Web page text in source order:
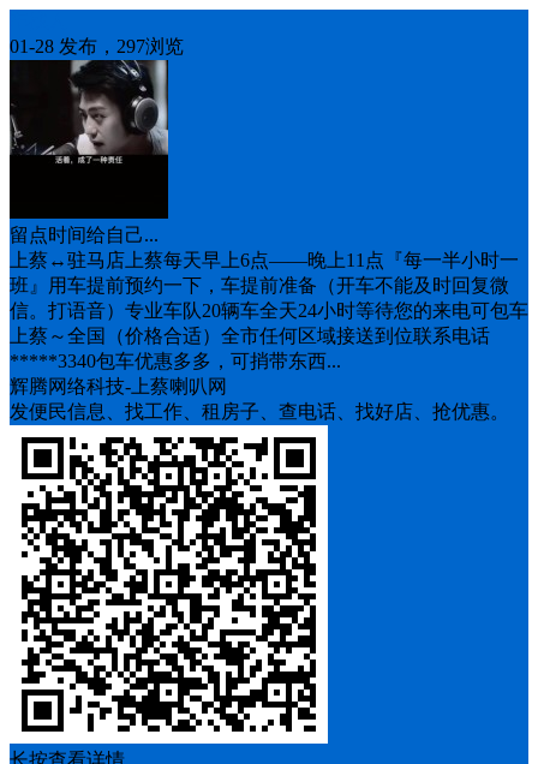
01-28 发布，297浏览
留点时间给自己...
上蔡↔️驻马店上蔡每天早上6点——晚上11点『每一半小时一
班』用车提前预约一下，车提前准备（开车不能及时回复微
信。打语音）专业车队20辆车全天24小时等待您的来电可包车
上蔡～全国（价格合适）全市任何区域接送到位联系电话
*****3340包车优惠多多，可捎带东西...
辉腾网络科技-上蔡喇叭网
发便民信息、找工作、租房子、查电话、找好店、抢优惠。
长按查看详情